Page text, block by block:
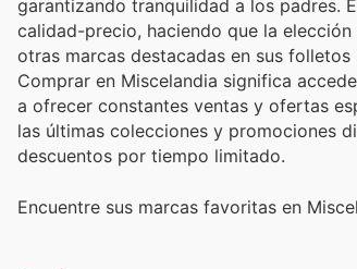
garantizando tranquilidad a los padres.
calidad-precio, haciendo que la
otras marcas destacadas en sus
Comprar en Miscelandia significa
a ofrecer constantes ventas y ofertas
las últimas colecciones y promociones
descuentos por tiempo limitado.
Encuentre sus marcas favoritas en